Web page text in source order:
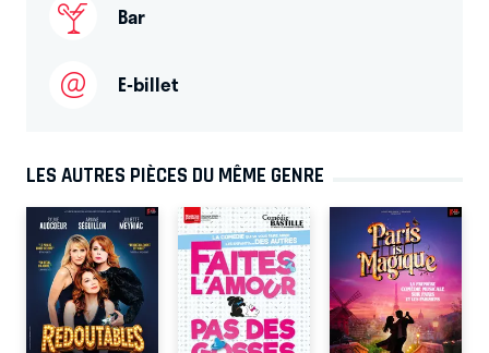
Bar
E-billet
LES AUTRES PIÈCES DU MÊME GENRE